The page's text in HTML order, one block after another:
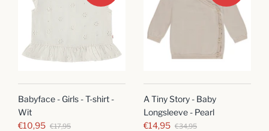
Babyface - Girls - T-shirt -
Wit
€10,95 €17,95
A Tiny Story - Baby
Longsleeve - Pearl
€14,95 €34,95